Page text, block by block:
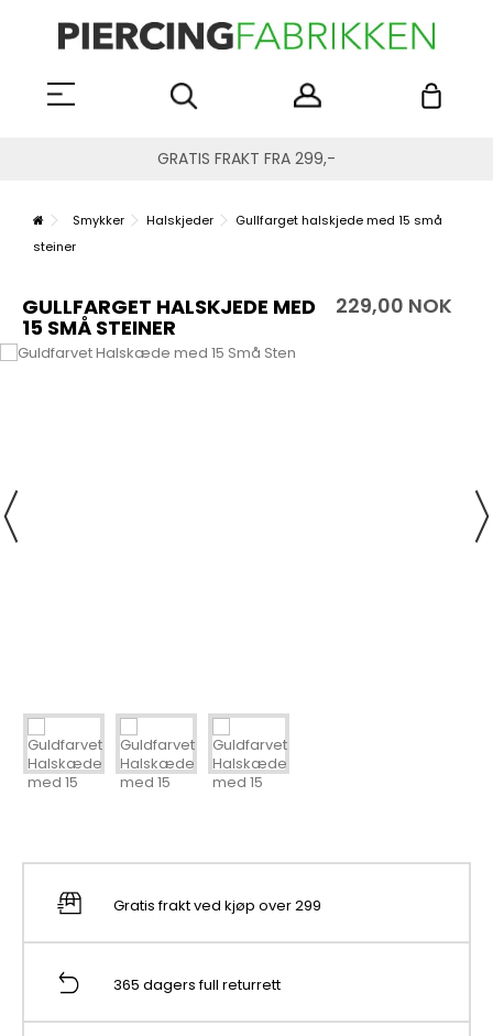
GRATIS FRAKT FRA 299,-
Smykker Halskjeder
Gullfarget halskjede med 15 små
steiner
GULLFARGET HALSKJEDE MED
15 SMÅ STEINER
229,00 NOK
Gratis frakt ved kjøp over 299
365 dagers full returrett